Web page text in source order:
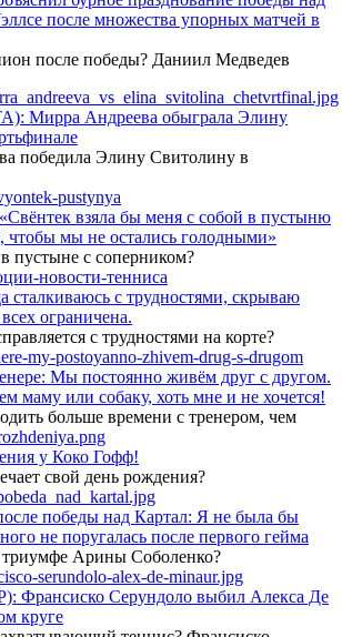
после множества упорных матчей в
после победы? Даниил Медведев
Мирра Андреева обыграла Элину
победила Элину Свитолину в
взяла бы меня с собой в пустыню
чтобы мы не остались голодными»
пустыне с соперником?
сталкиваюсь с трудностями, скрываю
ограничена.
с трудностями на корте?
Мы постоянно живём друг с другом.
маму или собаку, хоть мне и не хочется!
больше времени с тренером, чем
у Коко Гофф!
свой день рождения?
победы над Картал: Я не была бы
не поругалась после первого гейма
Арины Соболенко?
Франсиско Серундоло выбил Алекса Де
круге